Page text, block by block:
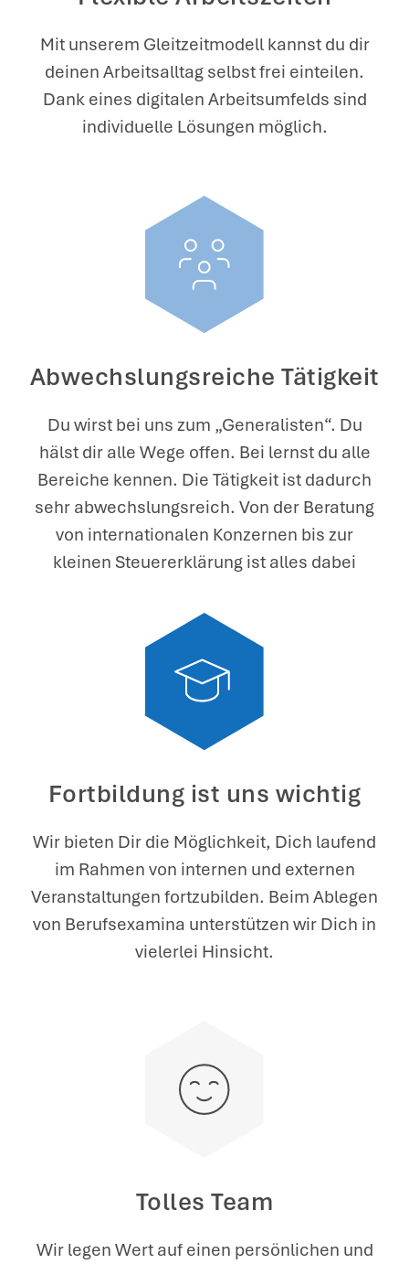
Mit unserem Gleitzeitmodell kannst du dir
deinen Arbeitsalltag selbst frei einteilen.
Dank eines digitalen Arbeitsumfelds sind
individuelle Lösungen möglich.
Abwechslungsreiche Tätigkeit
Du wirst bei uns zum „Generalisten“. Du
hälst dir alle Wege offen. Bei lernst du alle
Bereiche kennen. Die Tätigkeit ist dadurch
sehr abwechslungsreich. Von der Beratung
von internationalen Konzernen bis zur
kleinen Steuererklärung ist alles dabei
Fortbildung ist uns wichtig
Wir bieten Dir die Möglichkeit, Dich laufend
im Rahmen von internen und externen
Veranstaltungen fortzubilden. Beim Ablegen
von Berufsexamina unterstützen wir Dich in
vielerlei Hinsicht.
Tolles Team
Wir legen Wert auf einen persönlichen und